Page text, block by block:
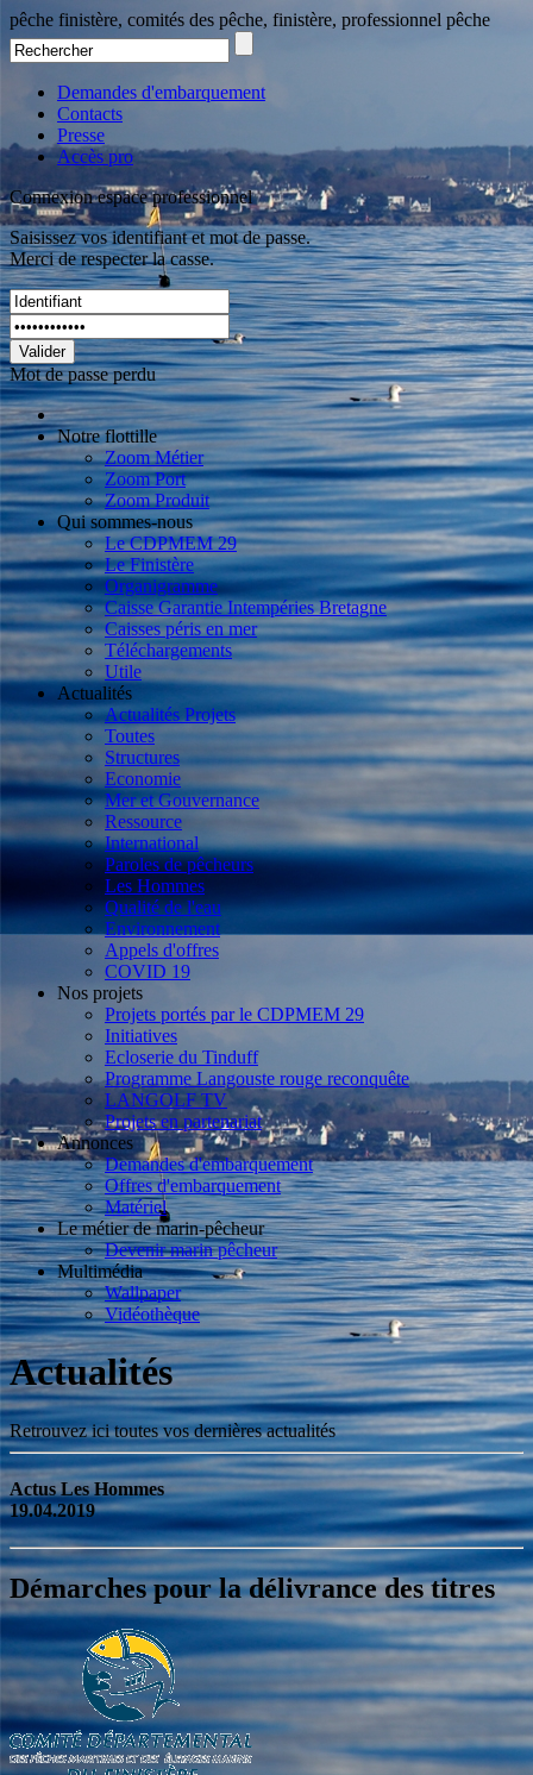
pêche finistère, comités des pêche, finistère, professionnel pêche
Demandes d'embarquement
Contacts
Presse
Accès pro
Connexion espace professionnel
Saisissez vos identifiant et mot de passe.
Merci de respecter la casse.
Valider
Mot de passe perdu
Notre flottille
Zoom Métier
Zoom Port
Zoom Produit
Qui sommes-nous
Le CDPMEM 29
Le Finistère
Organigramme
Caisse Garantie Intempéries Bretagne
Caisses péris en mer
Téléchargements
Utile
Actualités
Actualités Projets
Toutes
Structures
Economie
Mer et Gouvernance
Ressource
International
Paroles de pêcheurs
Les Hommes
Qualité de l'eau
Environnement
Appels d'offres
COVID 19
Nos projets
Projets portés par le CDPMEM 29
Initiatives
Ecloserie du Tinduff
Programme Langouste rouge reconquête
LANGOLF TV
Projets en partenariat
Annonces
Demandes d'embarquement
Offres d'embarquement
Matériel
Le métier de marin-pêcheur
Devenir marin pêcheur
Multimédia
Wallpaper
Vidéothèque
Actualités
Retrouvez ici toutes vos dernières actualités
Actus Les Hommes
19.04.2019
Démarches pour la délivrance des titres